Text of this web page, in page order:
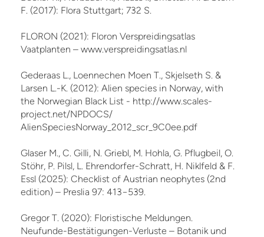
F. (2017): Flora Stuttgart; 732 S.
FLORON (2021): Floron Verspreidingsatlas
Vaatplanten – www.verspreidingsatlas.nl
Gederaas L., Loennechen Moen T., Skjelseth S. &
Larsen L.-K. (2012): Alien species in Norway, with
the Norwegian Black List - http://www.scales-
project.net/NPDOCS/
AlienSpeciesNorway_2012_scr_9C0ee.pdf
Glaser M., C. Gilli, N. Griebl, M. Hohla, G. Pflugbeil, O.
Stöhr, P. Pilsl, L. Ehrendorfer-Schratt, H. Niklfeld & F.
Essl (2025): Checklist of Austrian neophytes (2nd
edition) – Preslia 97: 413−539.
Gregor T. (2020): Floristische Meldungen.
Neufunde-Bestätigungen-Verluste – Botanik und